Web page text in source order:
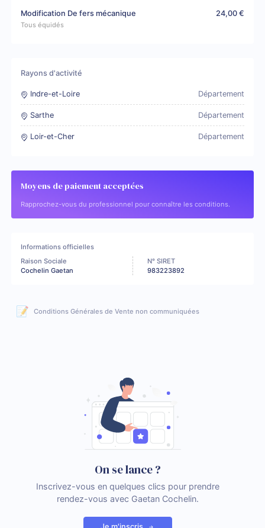
Modification De fers mécanique
Tous équidés
24,00 €
Rayons d'activité
Indre-et-Loire Département
Sarthe Département
Loir-et-Cher Département
Moyens de paiement acceptées
Rapprochez-vous du professionnel pour connaître les conditions.
Informations officielles
Raison Sociale
Cochelin Gaetan
N° SIRET
983223892
📝 Conditions Générales de Vente non communiquées
On se lance ?
Inscrivez-vous en quelques clics pour prendre
rendez-vous avec Gaetan Cochelin.